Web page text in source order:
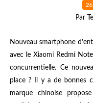
Par
Nouveau smartphone
avec le Xiaomi Redmi
concurrentielle. Ce
place ? Il y a de bonnes
marque chinoise